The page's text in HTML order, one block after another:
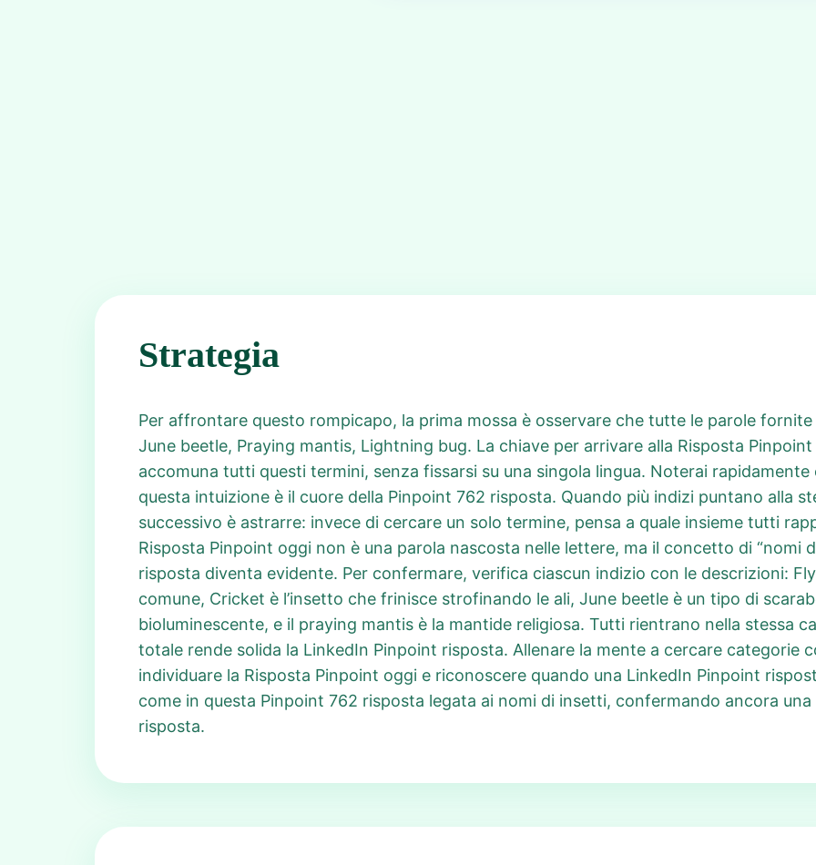
Strategia
Per affrontare questo rompicapo, la prima mossa è osservare che tutte le parole
June beetle, Praying mantis, Lightning bug. La chiave per arrivare alla Risposta
accomuna tutti questi termini, senza fissarsi su una singola lingua. Noterai
questa intuizione è il cuore della Pinpoint 762 risposta. Quando più indizi puntano alla
successivo è astrarre: invece di cercare un solo termine, pensa a quale insieme tutti
Risposta Pinpoint oggi non è una parola nascosta nelle lettere, ma il concetto di “nomi
risposta diventa evidente. Per confermare, verifica ciascun indizio con le descrizioni:
comune, Cricket è l’insetto che frinisce strofinando le ali, June beetle è un tipo di
bioluminescente, e il praying mantis è la mantide religiosa. Tutti rientrano nella stessa
totale rende solida la LinkedIn Pinpoint risposta. Allenare la mente a cercare categorie
individuare la Risposta Pinpoint oggi e riconoscere quando una LinkedIn Pinpoint
come in questa Pinpoint 762 risposta legata ai nomi di insetti, confermando ancora
risposta.